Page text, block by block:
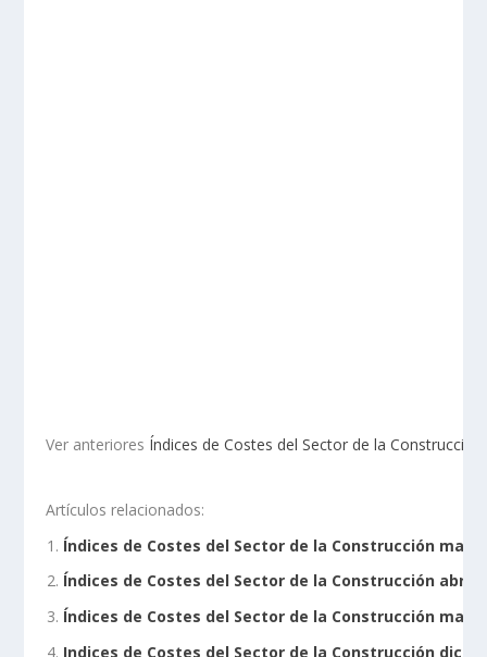
Ver anteriores Índices de Costes del Sector de la Construcción
Artículos relacionados:
Índices de Costes del Sector de la Construcción
Índices de Costes del Sector de la Construcción abril
Índices de Costes del Sector de la Construcción mayo
Indices de Costes del Sector de la Construcción